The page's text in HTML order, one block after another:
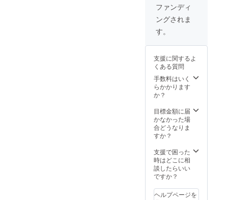
ファンディ
ングされま
す。
支援に関するよ
くある質問
手数料はいく
らかかります
か？
目標金額に届
かなかった場
合どうなりま
すか？
支援で困った
時はどこに相
談したらいい
ですか？
ヘルプページを